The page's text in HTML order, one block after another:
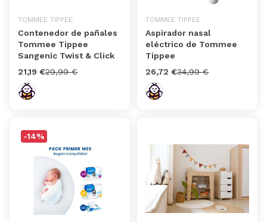
TOMMEE TIPPEE
Contenedor de pañales
Tommee Tippee
Sangenic Twist & Click
21,19 €29,99 €
TOMMEE TIPPEE
Aspirador nasal
eléctrico de Tommee
Tippee
26,72 €34,99 €
-14%